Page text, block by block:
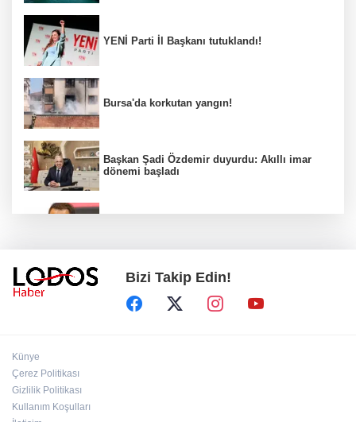
YENİ Parti İl Başkanı tutuklandı!
Bursa'da korkutan yangın!
Başkan Şadi Özdemir duyurdu: Akıllı imar
dönemi başladı
Bakan Gürlek duyurdu: İki çocuk cinayeti
aydınlatıldı!
Bizi Takip Edin!
Künye
Çerez Politikası
Gizlilik Politikası
Kullanım Koşulları